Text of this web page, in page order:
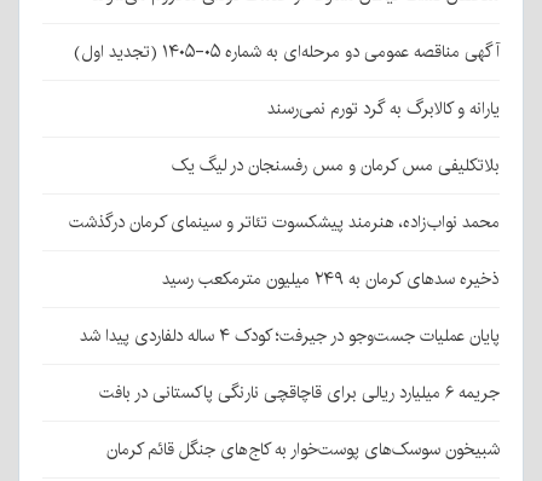
آگهی مناقصه عمومی دو مرحله‌ای به شماره ۰۵-۱۴۰۵ (تجدید اول)
یارانه و کالابرگ به گرد تورم نمی‌رسند
بلاتکلیفی مس کرمان و مس رفسنجان در لیگ یک
محمد نواب‌زاده، هنرمند پیشکسوت تئاتر و سینمای کرمان درگذشت
ذخیره سدهای کرمان به ۲۴۹ میلیون مترمکعب رسید
پایان عملیات جست‌وجو در جیرفت؛ کودک ۴ ساله دلفاردی پیدا شد
جریمه ۶ میلیارد ریالی برای قاچاقچی نارنگی پاکستانی در بافت
شبیخون سوسک‌های پوست‌خوار به کاج‌های جنگل قائم کرمان